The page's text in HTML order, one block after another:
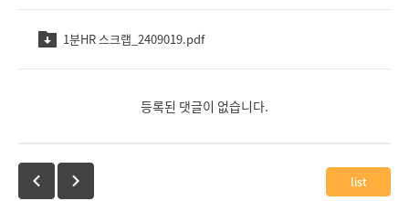
1분HR 스크랩_2409019.pdf
등록된 댓글이 없습니다.
list